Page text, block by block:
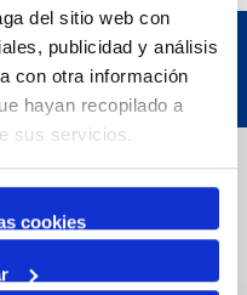
del sitio web con
publicidad y análisis
con otra información
hayan recopilado a
sus servicios.
cookies
n, 43004 Tarragona